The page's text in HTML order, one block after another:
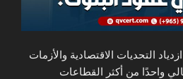
التحديات الاقتصادية والأزمات
واحدًا من أكثر القطاعات